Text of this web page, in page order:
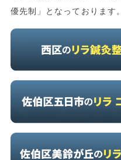
優先制」となっております。